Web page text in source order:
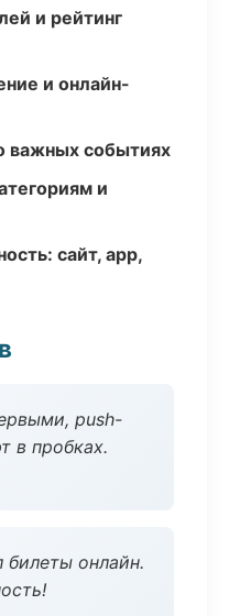
и рейтинг
и онлайн-
важных событиях
и
сайт, app,
push-
в пробках.
онлайн.